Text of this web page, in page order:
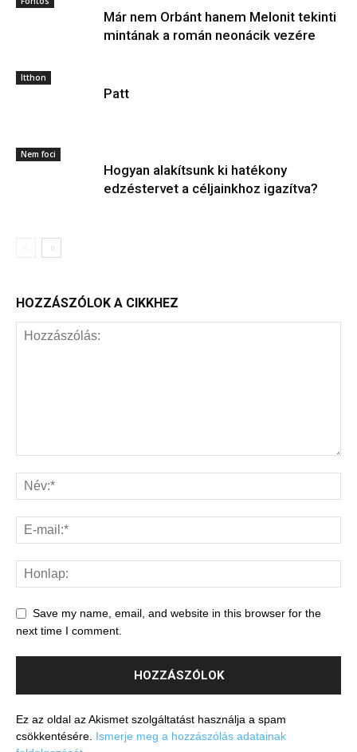
Már nem Orbánt hanem Melonit tekinti
mintának a román neonácik vezére
Itthon
Patt
Nem foci
Hogyan alakítsunk ki hatékony
edzéstervet a céljainkhoz igazítva?
HOZZÁSZÓLOK A CIKKHEZ
Save my name, email, and website in this browser for the
next time I comment.
Ez az oldal az Akismet szolgáltatást használja a spam
csökkentésére. Ismerje meg a hozzászólás adatainak